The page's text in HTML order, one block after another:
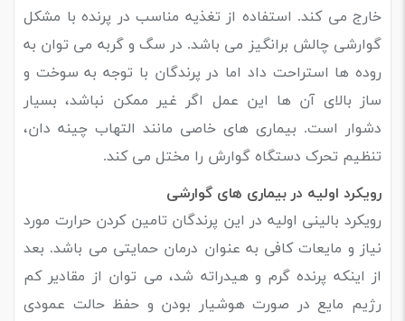
خارج می کند. استفاده از تغذیه مناسب در پرنده با مشکل
گوارشی چالش برانگیز می باشد. در سگ و گربه می توان به
روده ها استراحت داد اما در پرندگان با توجه به سوخت و
ساز بالای آن ها این عمل اگر غیر ممکن نباشد، بسیار
دشوار است. بیماری های خاصی مانند التهاب چینه دان،
تنظیم تحرک دستگاه گوارش را مختل می کند.
رویکرد اولیه در بیماری های گوارشی
رویکرد بالینی اولیه در این پرندگان تامین کردن حرارت مورد
نیاز و مایعات کافی به عنوان درمان حمایتی می باشد. بعد
از اینکه پرنده گرم و هیدراته شد، می توان از مقادیر کم
رژیم مایع در صورت هوشیار بودن و حفظ حالت عمودی